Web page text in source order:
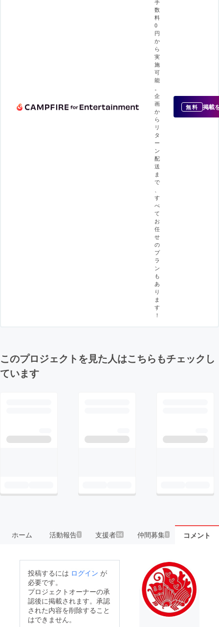
手
数
料
0
円
か
ら
実
施
可
能
。
企
画
か
ら
リ
タ
ー
ン
配
送
ま
で
、
す
べ
て
お
任
せ
の
プ
ラ
ン
も
あ
り
ま
す
！
無料 掲載
このプロジェクトを見た人はこちらもチェックし
ています
ホーム 活動報告1 支援者34 仲間募集 1 コメント
投稿するには ログイン が
必要です。
プロジェクトオーナーの承
認後に掲載されます。承認
された内容を削除すること
はできません。